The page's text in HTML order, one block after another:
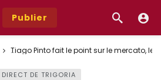
Publier
Tiago Pinto fait le point sur le mercato,
DIRECT DE TRIGORIA